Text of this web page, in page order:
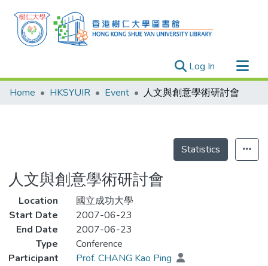
Log In (current)
Research Outputs
Theses
Home HKSYUIR Event 人文與創意學術研討會
Statistics
人文與創意學術研討會
Location
國立成功大學
Start Date
2007-06-23
End Date
2007-06-23
Type
Conference
Participant
Prof. CHANG Kao Ping